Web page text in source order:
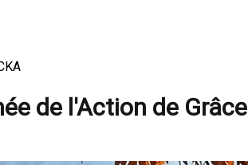
de l'Action de Grâce